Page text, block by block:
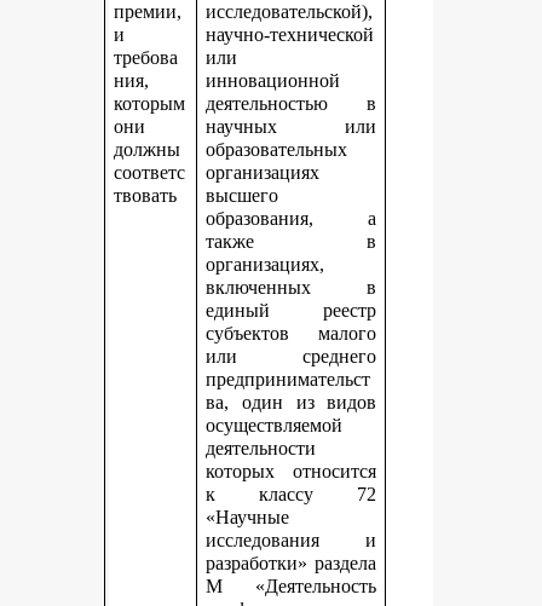
премии,
и
требова
ния,
которым
они
должны
соответс
твовать
исследовательской),
научно-технической
или
инновационной
деятельностью в
научных или
образовательных
организациях
высшего
образования, а
также в
организациях,
включенных в
единый реестр
субъектов малого
или среднего
предпринимательст
ва, один из видов
осуществляемой
деятельности
которых относится
к классу 72
«Научные
исследования и
разработки» раздела
М «Деятельность